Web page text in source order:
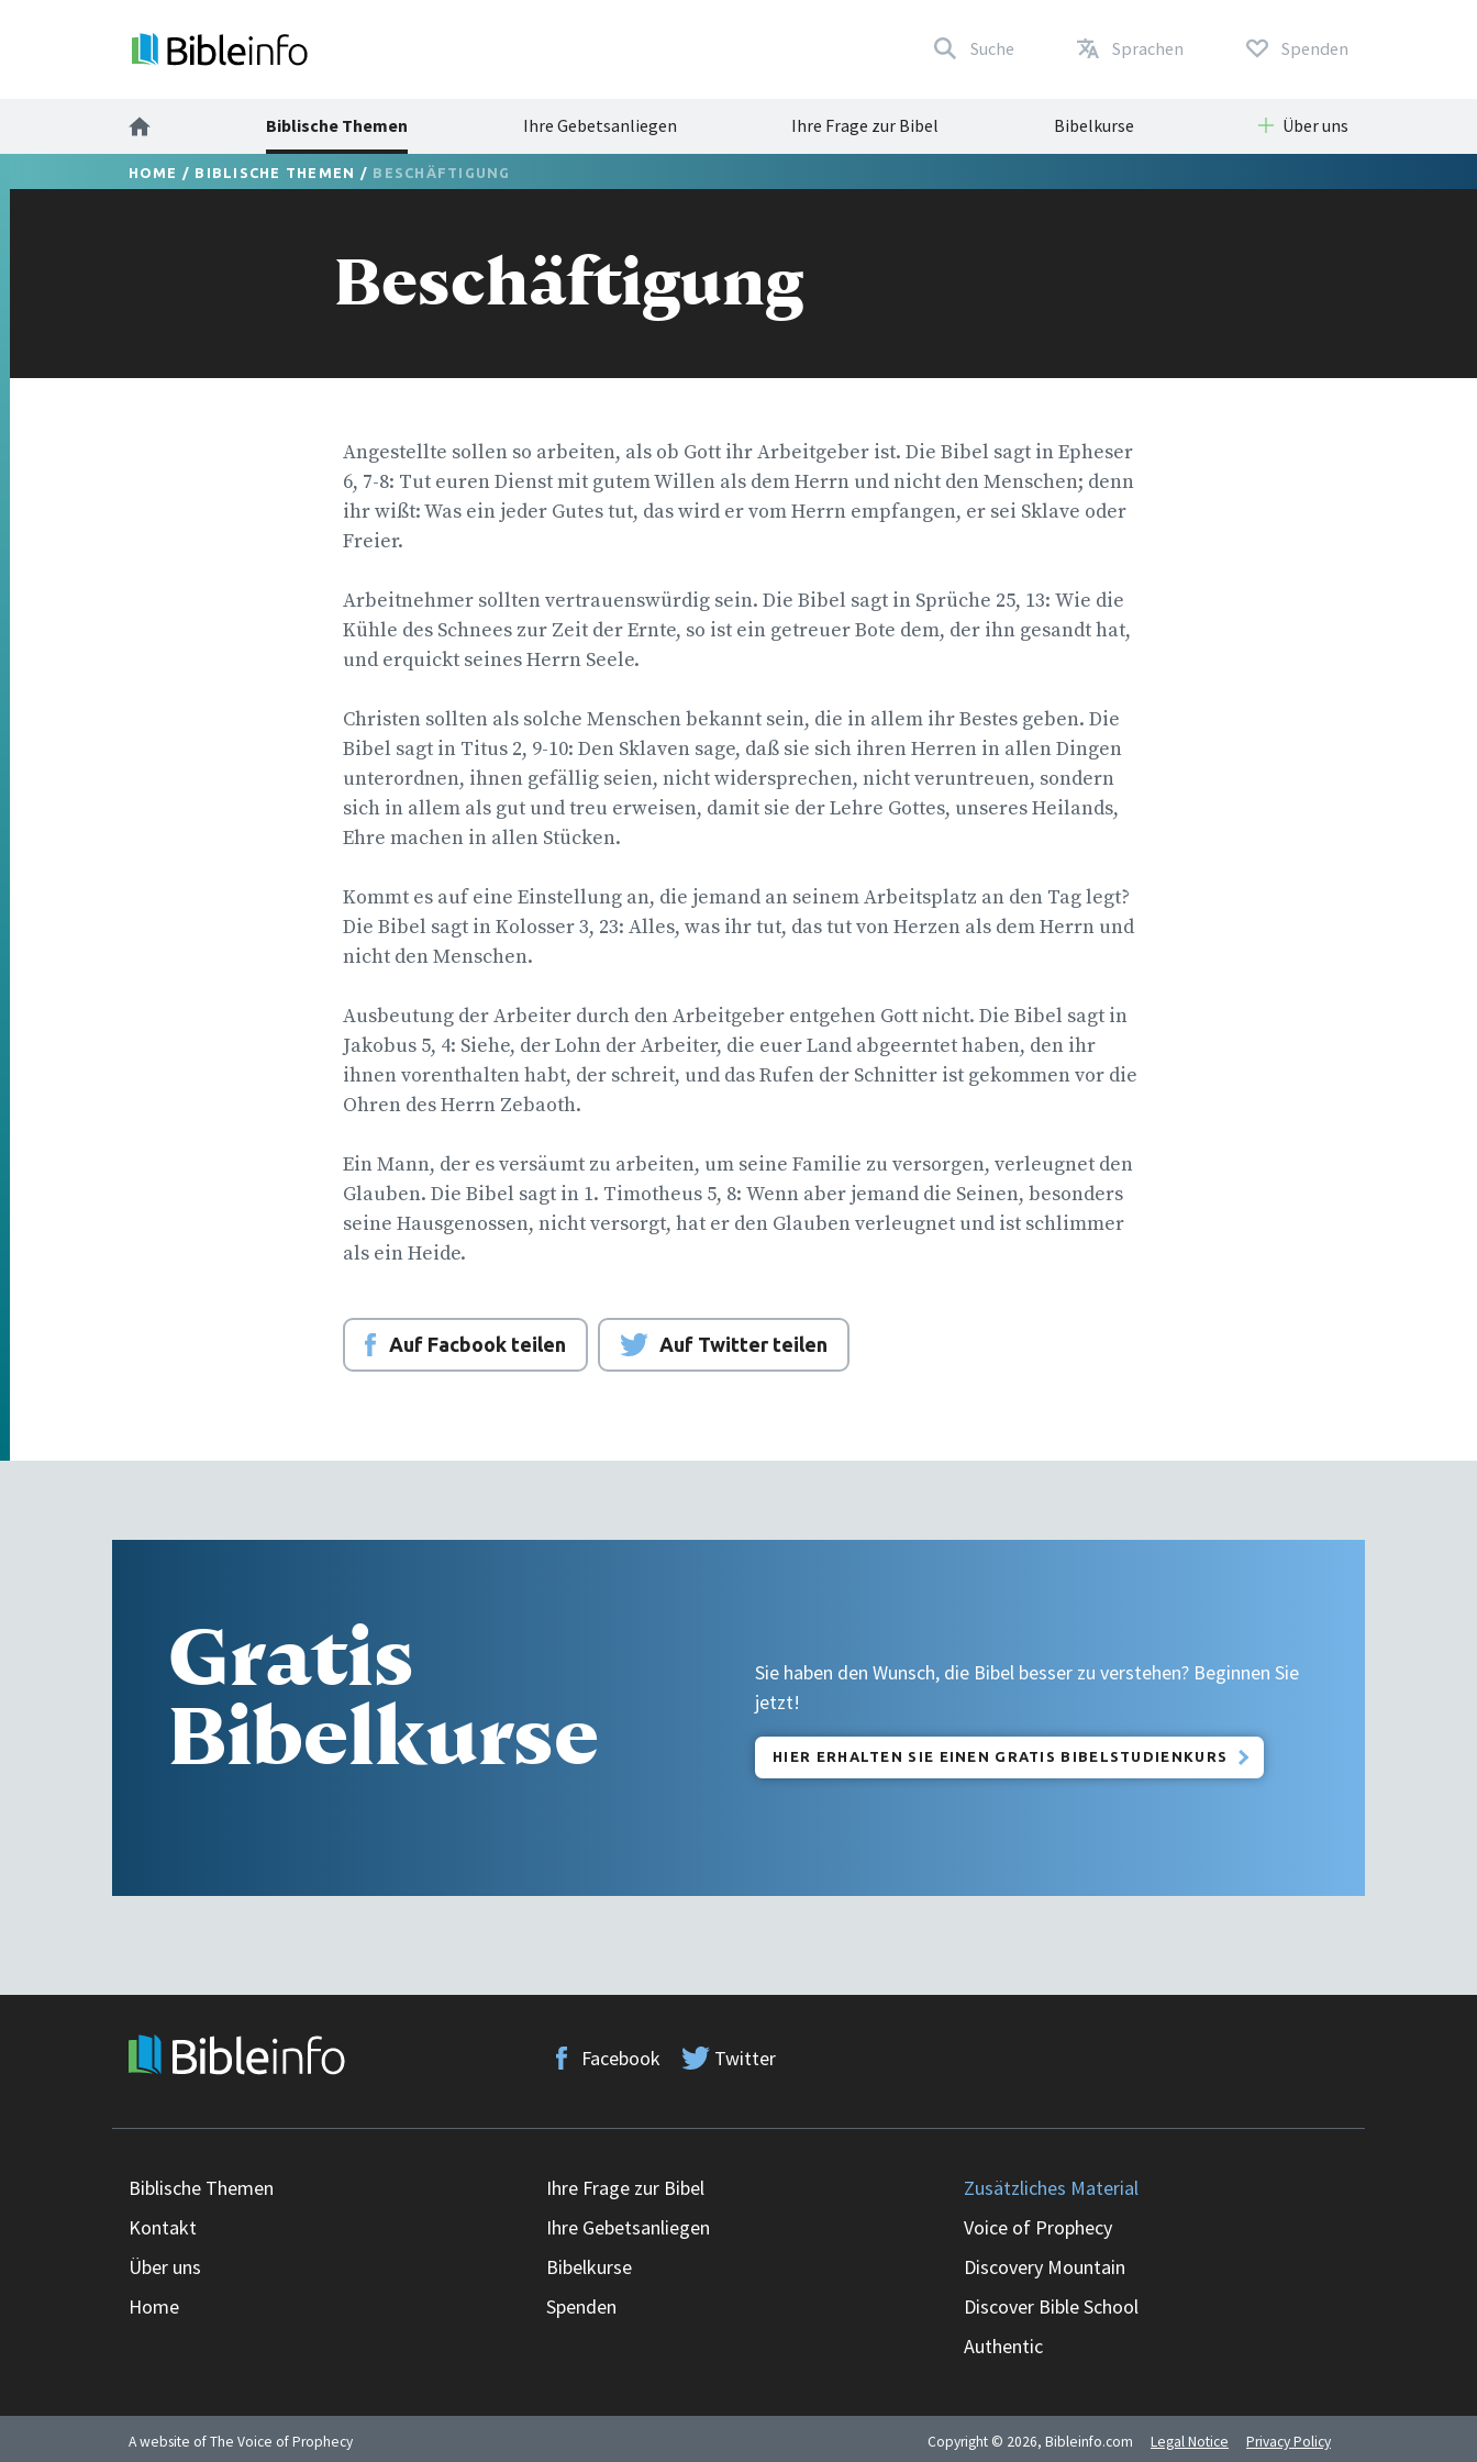
Suche Sprachen Spenden
Biblische Themen Ihre Gebetsanliegen Ihre Frage zur Bibel Bibelkurse Über uns
HOME / BIBLISCHE THEMEN / BESCHÄFTIGUNG
Beschäftigung
Angestellte sollen so arbeiten, als ob Gott ihr Arbeitgeber ist. Die Bibel sagt in Epheser
6, 7-8: Tut euren Dienst mit gutem Willen als dem Herrn und nicht den Menschen; denn
ihr wißt: Was ein jeder Gutes tut, das wird er vom Herrn empfangen, er sei Sklave oder
Freier.
Arbeitnehmer sollten vertrauenswürdig sein. Die Bibel sagt in Sprüche 25, 13: Wie die
Kühle des Schnees zur Zeit der Ernte, so ist ein getreuer Bote dem, der ihn gesandt hat,
und erquickt seines Herrn Seele.
Christen sollten als solche Menschen bekannt sein, die in allem ihr Bestes geben. Die
Bibel sagt in Titus 2, 9-10: Den Sklaven sage, daß sie sich ihren Herren in allen Dingen
unterordnen, ihnen gefällig seien, nicht widersprechen, nicht veruntreuen, sondern
sich in allem als gut und treu erweisen, damit sie der Lehre Gottes, unseres Heilands,
Ehre machen in allen Stücken.
Kommt es auf eine Einstellung an, die jemand an seinem Arbeitsplatz an den Tag legt?
Die Bibel sagt in Kolosser 3, 23: Alles, was ihr tut, das tut von Herzen als dem Herrn und
nicht den Menschen.
Ausbeutung der Arbeiter durch den Arbeitgeber entgehen Gott nicht. Die Bibel sagt in
Jakobus 5, 4: Siehe, der Lohn der Arbeiter, die euer Land abgeerntet haben, den ihr
ihnen vorenthalten habt, der schreit, und das Rufen der Schnitter ist gekommen vor die
Ohren des Herrn Zebaoth.
Ein Mann, der es versäumt zu arbeiten, um seine Familie zu versorgen, verleugnet den
Glauben. Die Bibel sagt in 1. Timotheus 5, 8: Wenn aber jemand die Seinen, besonders
seine Hausgenossen, nicht versorgt, hat er den Glauben verleugnet und ist schlimmer
als ein Heide.
Auf Facbook teilen Auf Twitter teilen
Gratis
Bibelkurse
Sie haben den Wunsch, die Bibel besser zu verstehen? Beginnen Sie
jetzt!
HIER ERHALTEN SIE EINEN GRATIS BIBELSTUDIENKURS
Facebook Twitter
Biblische Themen
Kontakt
Über uns
Home
Ihre Frage zur Bibel
Ihre Gebetsanliegen
Bibelkurse
Spenden
Zusätzliches Material
Voice of Prophecy
Discovery Mountain
Discover Bible School
Authentic
A website of The Voice of Prophecy Copyright © 2026, Bibleinfo.com Legal Notice Privacy Policy